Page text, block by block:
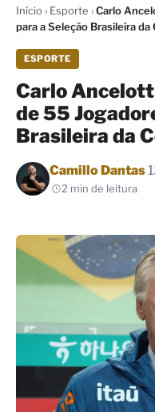
Início› Esporte ›Carlo
para a Seleção Brasileira
ESPORTE
Carlo
de 55
Brasileira da
Por
Camillo Dantas
2 min de leitura